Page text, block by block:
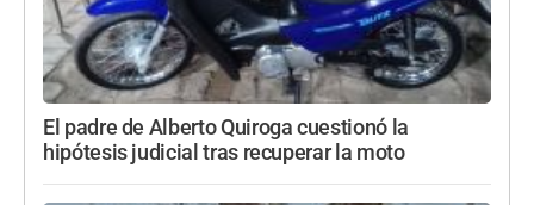
El padre de Alberto Quiroga cuestionó la
hipótesis judicial tras recuperar la moto